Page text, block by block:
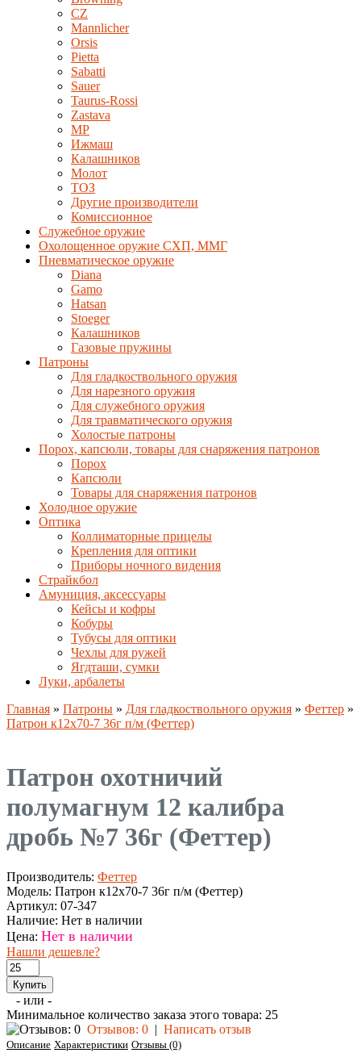
CZ
Mannlicher
Orsis
Pietta
Sabatti
Sauer
Taurus-Rossi
Zastava
MP
Ижмаш
Калашников
Молот
ТОЗ
Другие производители
Комиссионное
Служебное оружие
Охолощенное оружие СХП, ММГ
Пневматическое оружие
Diana
Gamo
Hatsan
Stoeger
Калашников
Газовые пружины
Патроны
Для гладкоствольного оружия
Для нарезного оружия
Для служебного оружия
Для травматического оружия
Холостые патроны
Порох, капсюли, товары для снаряжения патронов
Порох
Капсюли
Товары для снаряжения патронов
Холодное оружие
Оптика
Коллиматорные прицелы
Крепления для оптики
Приборы ночного видения
Страйкбол
Амуниция, аксессуары
Кейсы и кофры
Кобуры
Тубусы для оптики
Чехлы для ружей
Ягдташи, сумки
Луки, арбалеты
Главная » Патроны » Для гладкоствольного оружия » Феттер »
Патрон к12х70-7 36г п/м (Феттер)
Патрон охотничий
полумагнум 12 калибра
дробь №7 36г (Феттер)
Производитель: Феттер
Модель: Патрон к12х70-7 36г п/м (Феттер)
Артикул: 07-347
Наличие: Нет в наличии
Цена: Нет в наличии
Нашли дешевле?
- или -
Минимальное количество заказа этого товара: 25
Отзывов: 0 | Написать отзыв
Описание Характеристики Отзывы (0)